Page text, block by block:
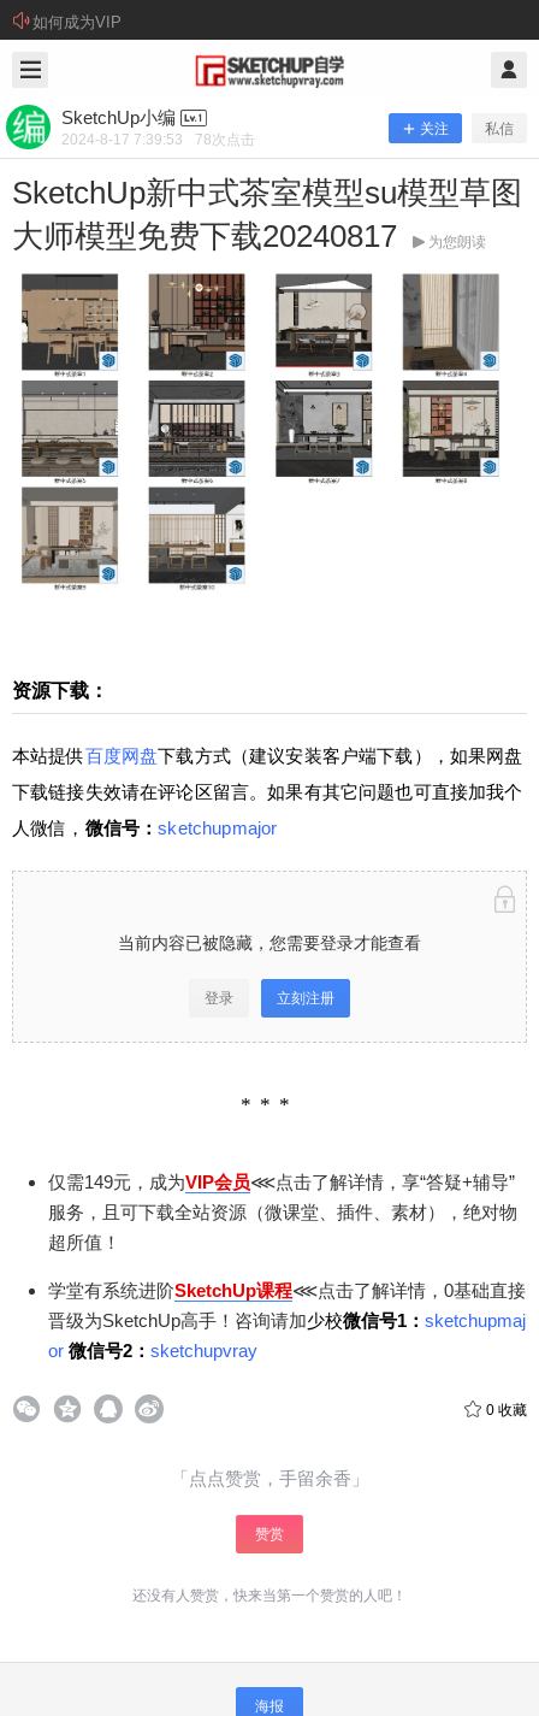
如何成为VIP
SketchUp小编
2024-8-17 7:39:53 78次点击
关注 私信
SketchUp新中式茶室模型su模型草图
大师模型免费下载20240817
为您朗读
资源下载：
本站提供百度网盘下载方式（建议安装客户端下载），如果网盘
下载链接失效请在评论区留言。如果有其它问题也可直接加我个
人微信， 微信号：sketchupmajor
当前内容已被隐藏，您需要登录才能查看
登录 立刻注册
仅需149元，成为VIP会员⋘点击了解详情，享“答疑+辅导”
服务，且可下载全站资源（微课堂、插件、素材），绝对物
超所值！
学堂有系统进阶SketchUp课程⋘点击了解详情，0基础直接
晋级为SketchUp高手！咨询请加少校微信号1： sketchupmaj
or 微信号2： sketchupvray
0 收藏
「点点赞赏，手留余香」
赞赏
还没有人赞赏，快来当第一个赞赏的人吧！
海报
SketchUp小编 @ SketchUp自学
SketchUp新中式茶室模型su模型草图
大师模型免费下载20240817
资源下载： 本站提供百度网盘下载方式（建议安装
客户端下载），如果网盘下载链接失效请在评论区
留言。如果有其它问题也可直接加我个人微信，微
会员⋘点击了解详情，享“答疑+辅导”服务，且可
下载全站资源（微课堂、插件、素材），绝对物超
详情，0基础直接晋级为SketchUp高手！咨询请加
少校微信号1：sketchupmajor 微信号2：sketchupv
ray 0 收藏